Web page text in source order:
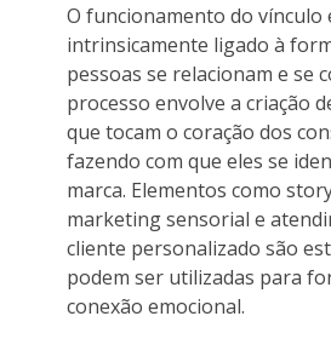
O funcionamento do vínculo
intrinsicamente ligado à
pessoas se relacionam e se
processo envolve a criação
que tocam o coração dos
fazendo com que eles se
marca. Elementos como
marketing sensorial e
cliente personalizado são
podem ser utilizadas para
conexão emocional.